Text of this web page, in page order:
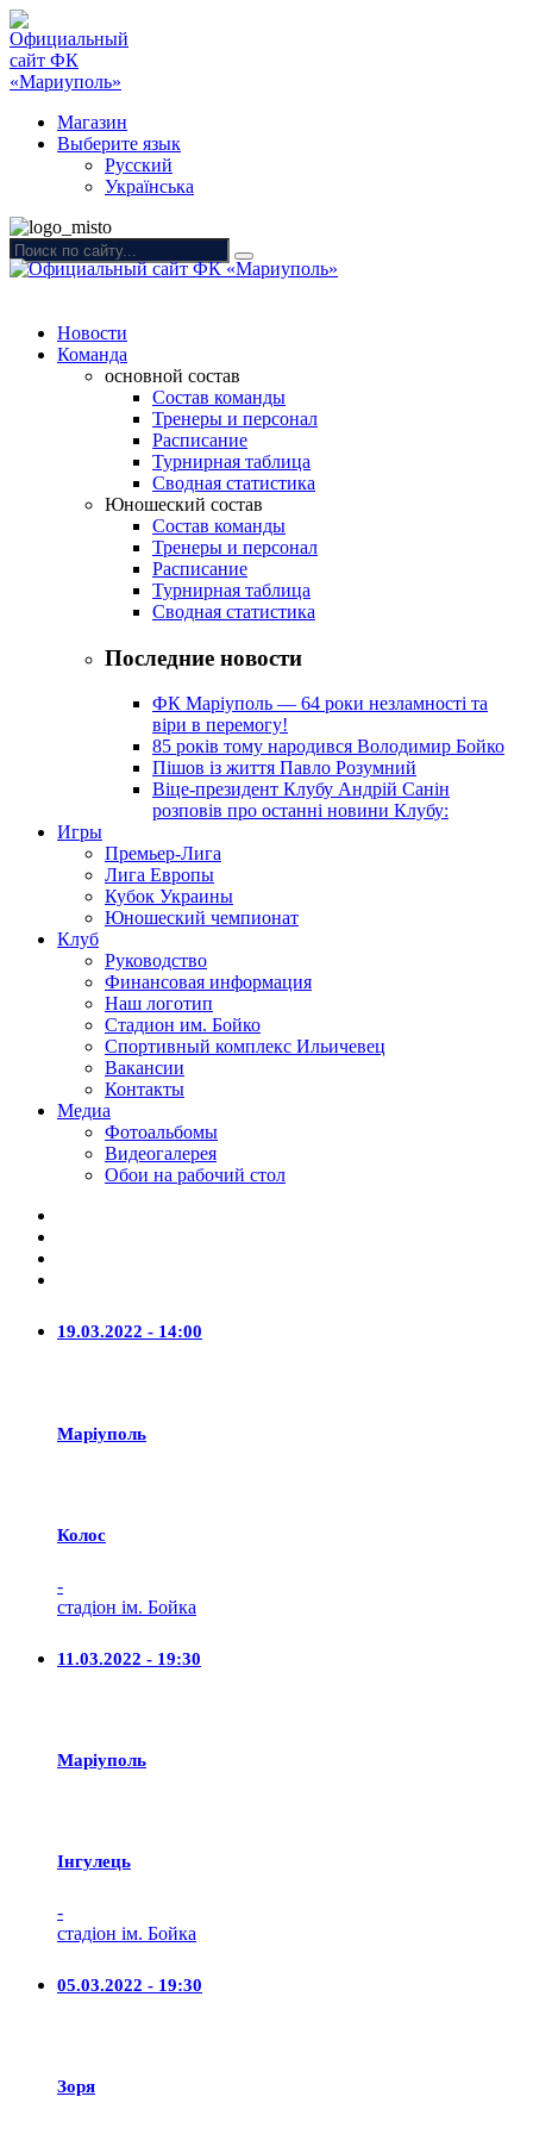
Магазин
Выберите язык
Русский
Українська
Новости
Команда
основной состав
Состав команды
Тренеры и персонал
Расписание
Турнирная таблица
Сводная статистика
Юношеский состав
Состав команды
Тренеры и персонал
Расписание
Турнирная таблица
Сводная статистика
Последние новости
ФК Маріуполь — 64 роки незламності та
віри в перемогу!
85 років тому народився Володимир Бойко
Пішов із життя Павло Розумний
Віце-президент Клубу Андрій Санін
розповів про останні новини Клубу:
Игры
Премьер-Лига
Лига Европы
Кубок Украины
Юношеский чемпионат
Клуб
Руководство
Финансовая информация
Наш логотип
Стадион им. Бойко
Спортивный комплекс Ильичевец
Вакансии
Контакты
Медиа
Фотоальбомы
Видеогалерея
Обои на рабочий стол
19.03.2022 - 14:00
Маріуполь
Колос
-
стадіон ім. Бойка
11.03.2022 - 19:30
Маріуполь
Iнгулець
-
стадіон ім. Бойка
05.03.2022 - 19:30
Зоря